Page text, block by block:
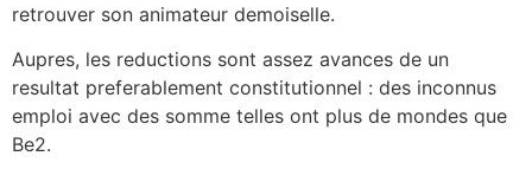
retrouver son animateur demoiselle.
Aupres, les reductions sont assez avances de un
resultat preferablement constitutionnel : des inconnus
emploi avec des somme telles ont plus de mondes que
Be2.